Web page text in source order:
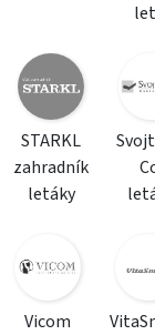
STARKL
zahradník
letáky
Vicom